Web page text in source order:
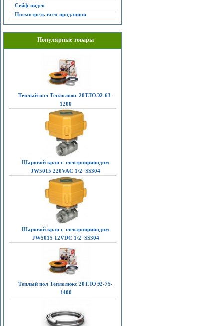
Сейф-видео
Посмотреть всех продавцов
Популярные товары
Теплый пол Теплолюкс 20ТЛОЭ2-63-
1200
Шаровой кран с электроприводом
JW5015 220VAC 1/2' SS304
Шаровой кран с электроприводом
JW5015 12VDC 1/2' SS304
Теплый пол Теплолюкс 20ТЛОЭ2-75-
1400